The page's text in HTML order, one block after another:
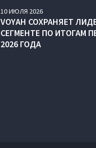
10ИЮЛЯ 2026
VOYAH СОХРАНЯЕТ
СЕГМЕНТЕ ПО ИТОГАМ
2026 ГОДА